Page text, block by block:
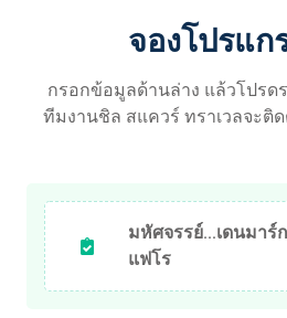
จองโปรแก
กรอกข้อมูลด้านล่าง แล้วโปรด
ทีมงานชิล สแควร์ ทราเวลจะติ
มหัศจรรย์...เดนมาร์
แฟโร